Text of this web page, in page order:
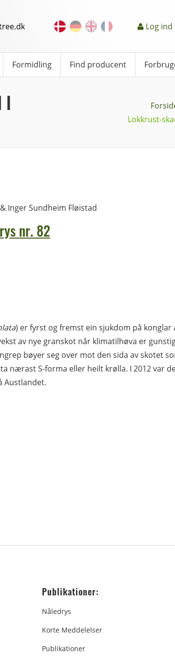
Log ind
Formidling Find producent
I
Lokkrust-
Inger Sundheim Fløistad
nr. 82
) er fyrst og fremst ein sjukdom på konglar
av nye granskot når klimatilhøva er
bøyer seg over mot den sida av skotet
nærast S-forma eller heilt krølla. I 2012 var
Austlandet.
Publikationer:
Nåledrys
Korte Meddelelser
Publikationer